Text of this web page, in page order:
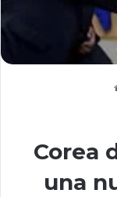
Corea
una